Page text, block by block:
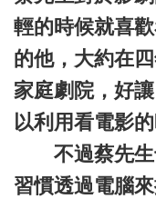
輕的時候就喜
的他，大約在
家庭劇院，好
以利用看電影
不過蔡先
習慣透過電腦